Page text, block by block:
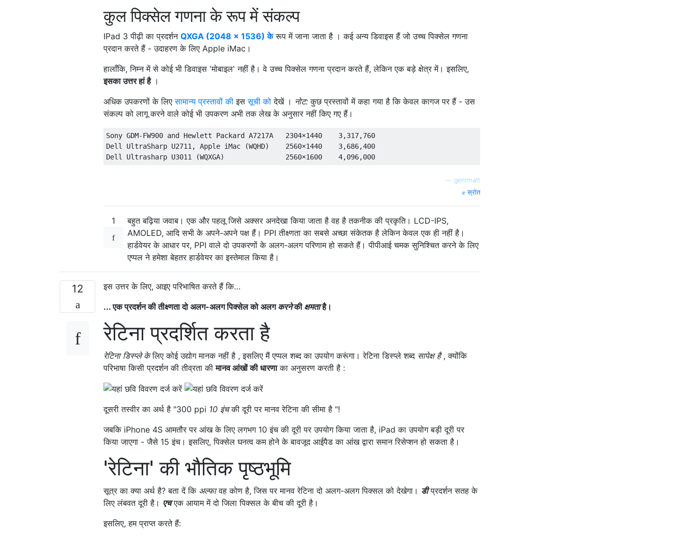
कुल पिक्सेल गणना के रूप में संकल्प
IPad 3 पीढ़ी का प्रदर्शन QXGA (2048 × 1536) केरूप में जाना जाता है । कई अन्य डिवाइस हैं जो उच्च पिक्सेल गणना
प्रदान करते हैं - उदाहरण के लिए Apple iMac।
हालाँकि, निम्न में से कोई भी डिवाइस 'मोबाइल' नहीं है। वे उच्च पिक्सेल गणना प्रदान करते हैं, लेकिन एक बड़े क्षेत्र में। इसलिए,
इसका उत्तर हां है।
अधिक उपकरणों के लिएसामान्य प्रस्तावों की इससूची को देखें । नोट: कुछ प्रस्तावों में कहा गया है कि केवल कागज पर हैं - उस
संकल्प को लागू करने वाले कोई भी उपकरण अभी तक लेख के अनुसार नहीं किए गए हैं।
Sony GDM-FW900 and Hewlett Packard A7217A 2304×1440 3,317,760
Dell
UltraSharp U2711 , Apple iMac (WQHD) 2560×1440 3,686,400
Dell
Ultrasharp U3011 (WQXGA) 2560×1600 4,096,000
gentmatt
स्रोत
1
बहुत बढ़िया जवाब। एक और पहलू जिसे अक्सर अनदेखा किया जाता है वह है तकनीक की प्रकृति। LCD-IPS,
AMOLED, आदि सभी के अपने-अपने पक्ष हैं। PPI तीक्ष्णता का सबसे अच्छा संकेतक है लेकिन केवल एक ही नहीं है।
हार्डवेयर के आधार पर, PPI वाले दो उपकरणों के अलग-अलग परिणाम हो सकते हैं। पीपीआई चमक सुनिश्चित करने के लिए
एप्पल ने हमेशा बेहतर हार्डवेयर का इस्तेमाल किया है।
12
इस उत्तर के लिए, आइए परिभाषित करते हैं कि…
... एक प्रदर्शन की तीक्ष्णता दो अलग-अलग पिक्सेल को अलगकरनेकी क्षमताहै।
रेटिना प्रदर्शित करता है
रेटिना डिस्प्ले केलिए कोई उद्योग मानक नहीं है , इसलिए मैं एप्पल शब्द का उपयोग करूंगा। रेटिना डिस्प्ले शब्द सापेक्ष है, क्योंकि
परिभाषा किसी प्रदर्शन की तीव्रता कीमानव आंखों की धारणाका अनुसरण करती है :
दूसरी तस्वीर का अर्थ है "300 ppi 10 इंचकी दूरी पर मानव रेटिना की सीमा है "!
जबकि iPhone 4S आमतौर पर आंख के लिए लगभग 10 इंच की दूरी पर उपयोग किया जाता है, iPad का उपयोग बड़ी दूरी पर
किया जाएगा - जैसे 15 इंच। इसलिए, पिक्सेल घनत्व कम होने के बावजूद आईपैड का आंख द्वारा समान रिसेप्शन हो सकता है।
'रेटिना' की भौतिक पृष्ठभूमि
सूत्र का क्या अर्थ है? बता दें कि अल्फावह कोण है, जिस पर मानव रेटिना दो अलग-अलग पिक्सल को देखेगा। डीप्रदर्शन सतह के
लिए लंबवत दूरी है। एचएक आयाम में दो जिला पिक्सल के बीच की दूरी है।
इसलिए, हम प्राप्त करते हैं: